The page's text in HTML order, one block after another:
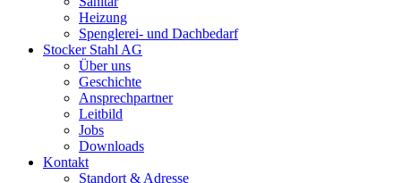
Heizung
Spenglerei- und Dachbedarf
Stocker Stahl AG
Über uns
Geschichte
Ansprechpartner
Leitbild
Jobs
Downloads
Kontakt
Standort & Adresse